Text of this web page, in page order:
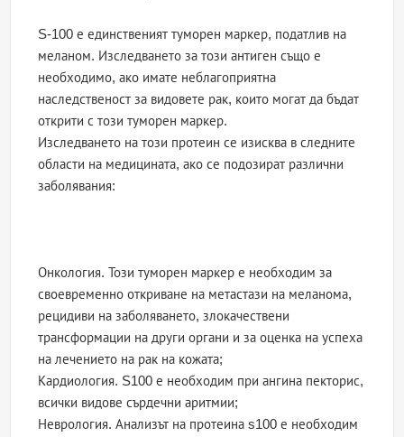
S-100 е единственият туморен маркер, податлив на
меланом. Изследването за този антиген също е
необходимо, ако имате неблагоприятна
наследственост за видовете рак, които могат да бъдат
открити с този туморен маркер.
Изследването на този протеин се изисква в следните
области на медицината, ако се подозират различни
заболявания:
Онкология. Този туморен маркер е необходим за
своевременно откриване на метастази на меланома,
рецидиви на заболяването, злокачествени
трансформации на други органи и за оценка на успеха
на лечението на рак на кожата;
Кардиология. S100 е необходим при ангина пекторис,
всички видове сърдечни аритмии;
Неврология. Анализът на протеина s100 е необходим